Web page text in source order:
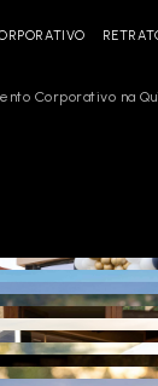
Corporativo na